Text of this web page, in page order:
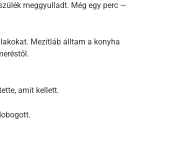
meggyulladt. Még egy perc —
Mezítláb álltam a konyha
amit kellett.